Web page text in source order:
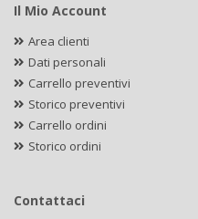
Il Mio Account
Area clienti
Dati personali
Carrello preventivi
Storico preventivi
Carrello ordini
Storico ordini
Contattaci